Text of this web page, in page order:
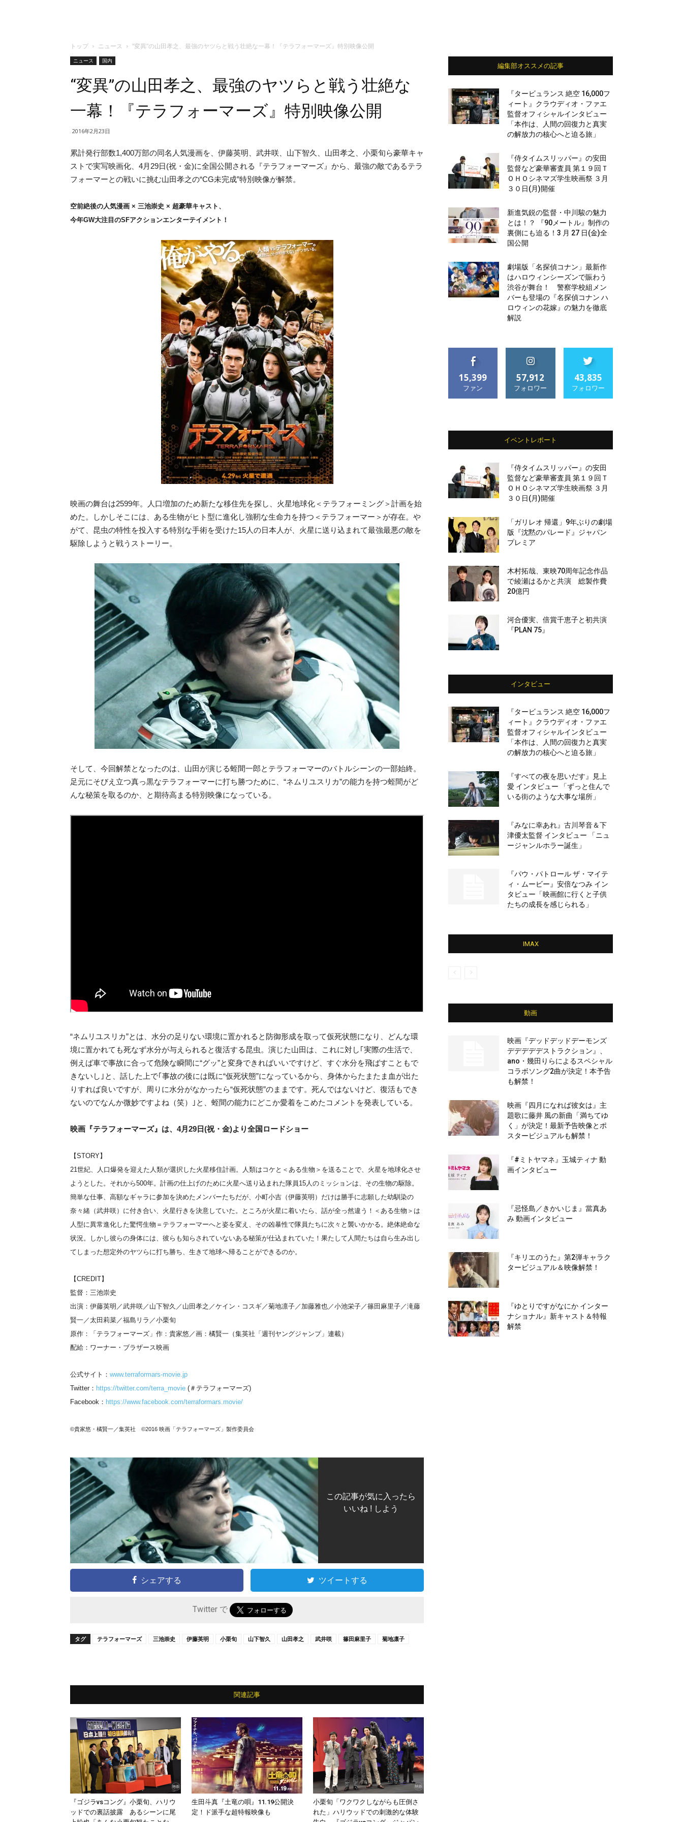
トップ ニュース “変異”の山田孝之、最強のヤツらと戦う壮絶な一幕！『テラフォーマーズ』特別映像公開
ニュース 国内
“変異”の山田孝之、最強のヤツらと戦う壮絶な
一幕！『テラフォーマーズ』特別映像公開
2016年2月23日
累計発行部数1,400万部の同名人気漫画を、伊藤英明、武井咲、山下智久、山田孝之、小栗旬ら豪華キャ
ストで実写映画化、4月29日(祝・金)に全国公開される『テラフォーマーズ』から、最強の敵であるテラ
フォーマーとの戦いに挑む山田孝之の“CG未完成”特別映像が解禁。
空前絶後の人気漫画 × 三池崇史 × 超豪華キャスト、
今年GW大注目のSFアクションエンターテイメント！
映画の舞台は2599年。人口増加のため新たな移住先を探し、火星地球化＜テラフォーミング＞計画を始
めた。しかしそこには、ある生物がヒト型に進化し強靭な生命力を持つ＜テラフォーマー＞が存在。や
がて、昆虫の特性を投入する特別な手術を受けた15人の日本人が、火星に送り込まれて最強最悪の敵を
駆除しようと戦うストーリー。
そして、今回解禁となったのは、山田が演じる蛭間一郎とテラフォーマーのバトルシーンの一部始終。
足元にそびえ立つ真っ黒なテラフォーマーに打ち勝つために、“ネムリユスリカ”の能力を持つ蛭間がど
んな秘策を取るのか、と期待高まる特別映像になっている。
“ネムリユスリカ”とは、水分の足りない環境に置かれると防御形成を取って仮死状態になり、どんな環
境に置かれても死なず水分が与えられると復活する昆虫。演じた山田は、これに対し｢実際の生活で、
例えば車で事故に合って危険な瞬間に“グッ”と変身できればいいですけど、すぐ水分を飛ばすこともで
きないし｣と、話した上で｢事故の後には既に“仮死状態”になっているから、身体からたまたま血が出た
りすれば良いですが、周りに水分がなかったら“仮死状態”のままです。死んではないけど、復活もでき
ないのでなんか微妙ですよね（笑）｣と、蛭間の能力にどこか愛着をこめたコメントを発表している。
映画『テラフォーマーズ』は、4月29日(祝・金)より全国ロードショー
【STORY】
21世紀、人口爆発を迎えた人類が選択した火星移住計画。人類はコケと＜ある生物＞を送ることで、火星を地球化させ
ようとした。それから500年。計画の仕上げのために火星へ送り込まれた隊員15人のミッションは、その生物の駆除。
簡単な仕事、高額なギャラに参加を決めたメンバーたちだが、小町小吉（伊藤英明）だけは勝手に志願した幼馴染の
奈々緒（武井咲）に付き合い、火星行きを決意していた。ところが火星に着いたら、話が全っ然違う！＜ある生物＞は
人型に異常進化した驚愕生物＝テラフォーマーへと姿を変え、その凶暴性で隊員たちに次々と襲いかかる。絶体絶命な
状況。しかし彼らの身体には、彼らも知らされていないある秘策が仕込まれていた！果たして人間たちは自ら生み出し
てしまった想定外のヤツらに打ち勝ち、生きて地球へ帰ることができるのか。
【CREDIT】
監督：三池崇史
出演：伊藤英明／武井咲／山下智久／山田孝之／ケイン・コスギ／菊地凛子／加藤雅也／小池栄子／篠田麻里子／滝藤
賢一／太田莉菜／福島リラ／小栗旬
原作：「テラフォーマーズ」作：貴家悠／画：橘賢一（集英社「週刊ヤングジャンプ」連載）
配給：ワーナー・ブラザース映画
公式サイト： www.terraformars-movie.jp
Twitter： https://twitter.com/terra_movie (＃テラフォーマーズ)
Facebook： https://www.facebook.com/terraformars.movie/
©貴家悠・橘賢一／集英社 ©2016 映画「テラフォーマーズ」製作委員会
この記事が気に入ったら
いいね ! しよう
シェアする ツイートする
Twitter で
タグ テラフォーマーズ 三池崇史 伊藤英明 小栗旬 山下智久 山田孝之 武井咲 篠田麻里子 菊地凛子
関連記事
『ゴジラvsコング』小栗旬、ハリウ
ッドでの裏話披露 あるシーンに尾
生田斗真『土竜の唄』11.19公開決
定！ド派手な超特報映像も
小栗旬「ワクワクしながらも圧倒さ
れた」ハリウッドでの刺激的な体験
編集部オススメの記事
『タービュランス 絶空 16,000フ
ィート』クラウディオ・ファエ
監督オフィシャルインタビュー
「本作は、人間の回復力と真実
の解放力の核心へと迫る旅」
『侍タイムスリッパー』の安田
監督など豪華審査員 第１９回Ｔ
ＯＨＯシネマズ学生映画祭 ３月
３０日(月)開催
新進気鋭の監督・中川駿の魅力
とは！？ 『90メートル』制作の
裏側にも迫る！3 月 27 日(金)全
国公開
劇場版「名探偵コナン」最新作
はハロウィンシーズンで賑わう
渋谷が舞台！ 警察学校組メン
バーも登場の『名探偵コナン ハ
ロウィンの花嫁』の魅力を徹底
解説
15,399
ファン
57,912
フォロワー
43,835
フォロワー
イベントレポート
『侍タイムスリッパー』の安田
監督など豪華審査員 第１９回Ｔ
ＯＨＯシネマズ学生映画祭 ３月
３０日(月)開催
「ガリレオ 帰還」9年ぶりの劇場
版『沈黙のパレード』ジャパン
プレミア
木村拓哉、東映70周年記念作品
で綾瀬はるかと共演 総製作費
20億円
河合優実、倍賞千恵子と初共演
『PLAN 75』
インタビュー
『タービュランス 絶空 16,000フ
ィート』クラウディオ・ファエ
監督オフィシャルインタビュー
「本作は、人間の回復力と真実
の解放力の核心へと迫る旅」
『すべての夜を思いだす』見上
愛 インタビュー 「ずっと住んで
いる街のような大事な場所」
『みなに幸あれ』古川琴音＆下
津優太監督 インタビュー 「ニュ
ージャンルホラー誕生」
『パウ・パトロール ザ・マイテ
ィ・ムービー』安倍なつみ イン
タビュー「映画館に行くと子供
たちの成長を感じられる」
IMAX
動画
映画『デッドデッドデーモンズ
デデデデデストラクション』、
ano・幾田りらによるスペシャル
コラボソング2曲が決定！本予告
も解禁！
映画『四月になれば彼女は』主
題歌に藤井 風の新曲「満ちてゆ
く」が決定！最新予告映像とポ
スタービジュアルも解禁！
『#ミトヤマネ』玉城ティナ 動
画インタビュー
『忌怪島／きかいじま』當真あ
み 動画インタビュー
『キリエのうた』第2弾キャラク
タービジュアル＆映像解禁！
『ゆとりですがなにか インター
ナショナル』新キャスト＆特報
解禁